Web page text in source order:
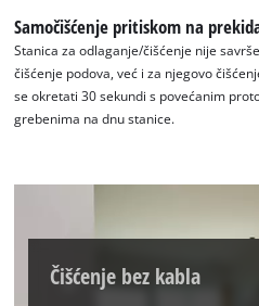
Samočišćenje pritiskom na
Stanica za odlaganje/čišćenje nije
čišćenje podova, već i za njegovo
se okretati 30 sekundi s povećanim
grebenima na dnu stanice.
Čišćenje bez kabla